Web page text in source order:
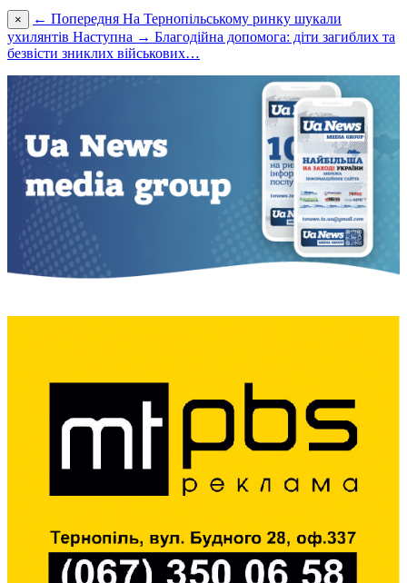
× ← Попередня На Тернопільському ринку шукали
ухилянтів Наступна → Благодійна допомога: діти загиблих та
безвісти зниклих військових…